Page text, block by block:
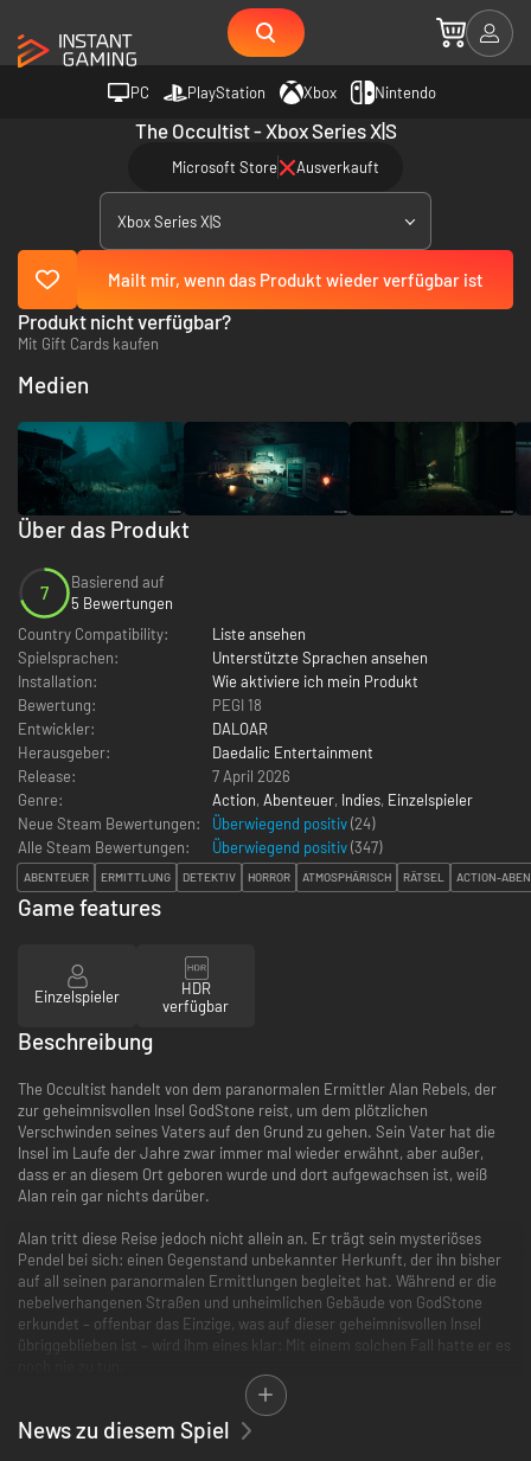
PC PlayStation Xbox Nintendo
The Occultist - Xbox Series X|S
Microsoft Store Ausverkauft
Xbox Series X|S
Mailt mir, wenn das Produkt wieder verfügbar ist
Produkt nicht verfügbar?
Mit Gift Cards kaufen
Über das Produkt
7
Basierend auf
5 Bewertungen
Country Compatibility:
Liste ansehen
Spielsprachen:
Unterstützte Sprachen ansehen
Installation:
Wie aktiviere ich mein Produkt
Bewertung:
PEGI 18
Entwickler:
DALOAR
Herausgeber:
Daedalic Entertainment
Release:
7 April 2026
Genre:
Action, Abenteuer, Indies, Einzelspieler
Neue Steam Bewertungen:
Überwiegend positiv(24)
Alle Steam Bewertungen:
Überwiegend positiv(347)
ABENTEUER ERMITTLUNG DETEKTIV HORROR ATMOSPHÄRISCH RÄTSEL ACTION-
Medien
Game features
Einzelspieler
HDR
verfügbar
Beschreibung
The Occultist handelt von dem paranormalen Ermittler Alan Rebels, der
zur geheimnisvollen Insel GodStone reist, um dem plötzlichen
Verschwinden seines Vaters auf den Grund zu gehen. Sein Vater hat die
Insel im Laufe der Jahre zwar immer mal wieder erwähnt, aber außer,
dass er an diesem Ort geboren wurde und dort aufgewachsen ist, weiß
Alan rein gar nichts darüber.
Alan tritt diese Reise jedoch nicht allein an. Er trägt sein mysteriöses
Pendel bei sich: einen Gegenstand unbekannter Herkunft, der ihn bisher
auf all seinen paranormalen Ermittlungen begleitet hat. Während er die
nebelverhangenen Straßen und unheimlichen Gebäude von GodStone
erkundet – offenbar das Einzige, was auf dieser geheimnisvollen Insel
übriggeblieben ist – wird ihm eines klar: Mit einem solchen Fall hatte er es
Bis 1950 war auf GodStone ein berüchtigter, makabrer Kult aktiv, der
verstörende Experimente und grausame Rituale durchführte. Seitdem
News zu diesem Spiel